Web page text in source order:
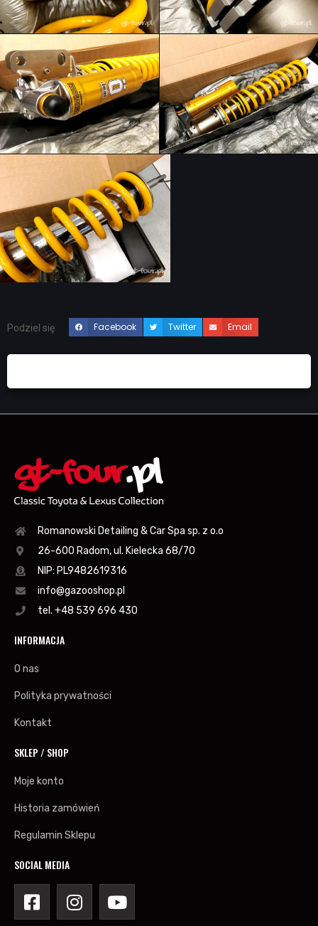
Podziel się Facebook Twitter Email
Romanowski Detailing & Car Spa sp. z o.o
26-600 Radom, ul. Kielecka 68/70
NIP: PL9482619316
info@gazooshop.pl
tel. +48 539 696 430
INFORMACJA
O nas
Polityka prywatności
Kontakt
SKLEP / SHOP
Moje konto
Historia zamówień
Regulamin Sklepu
SOCIAL MEDIA